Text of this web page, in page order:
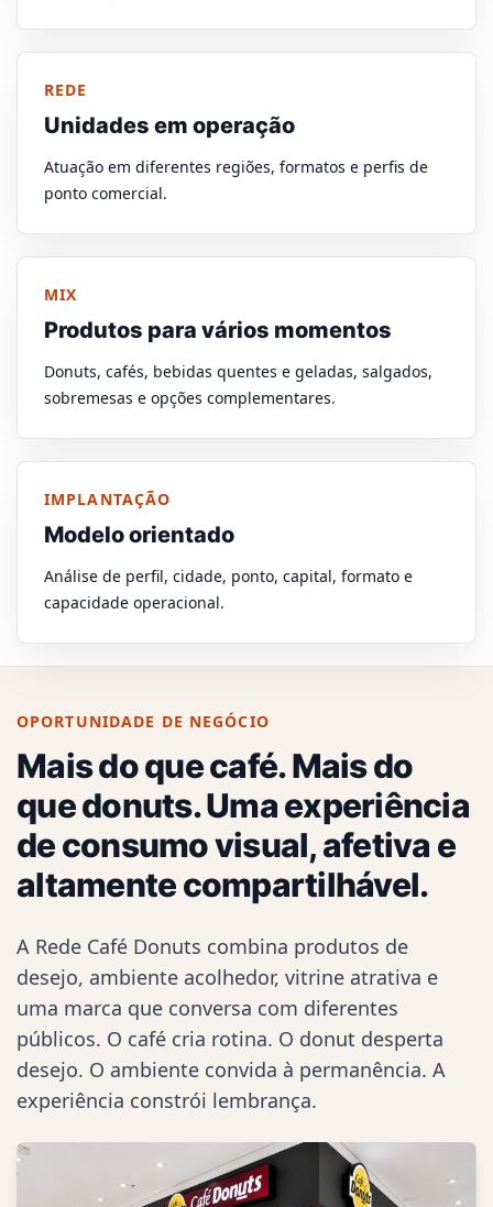
REDE
Unidades em operação
Atuação em diferentes regiões, formatos e perfis de
ponto comercial.
MIX
Produtos para vários momentos
Donuts, cafés, bebidas quentes e geladas, salgados,
sobremesas e opções complementares.
IMPLANTAÇÃO
Modelo orientado
Análise de perfil, cidade, ponto, capital, formato e
capacidade operacional.
OPORTUNIDADE DE NEGÓCIO
Mais do que café. Mais do
que donuts. Uma experiência
de consumo visual, afetiva e
altamente compartilhável.
A Rede Café Donuts combina produtos de
desejo, ambiente acolhedor, vitrine atrativa e
uma marca que conversa com diferentes
públicos. O café cria rotina. O donut desperta
desejo. O ambiente convida à permanência. A
experiência constrói lembrança.